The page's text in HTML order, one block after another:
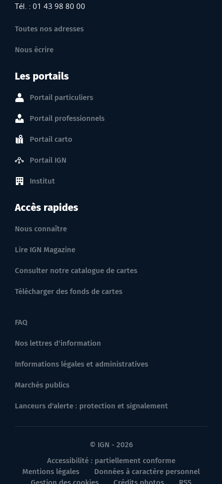
Tél. : 01 43 98 80 00
Toutes nos adresses
Nous écrire
Les portails
Portail particuliers
Portail professionnels
Portail carto
Portail IGN
Institut
Accès rapides
Nous connaître
Lire IGN Magazine
Consulter notre catalogue de cartes
Télécharger des fonds de cartes
FAQ
Nos lettres d'information
Informations légales et administratives
Marchés publics
Lanceurs d'alerte : protection et signalement
© IGN - 2026
Accessibilité : partiellement conforme
Mentions légales
Données à caractère personnel